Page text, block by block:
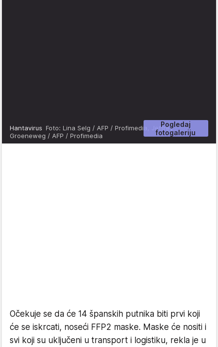
Pogledaj
fotogaleriju
Hantavirus Foto: Lina Selg / AFP / Profimedia, Jeffrey
Groeneweg / AFP / Profimedia
Očekuje se da će 14 španskih putnika biti prvi koji
će se iskrcati, noseći FFP2 maske. Maske će nositi i
svi koji su uključeni u transport i logistiku, rekla je u